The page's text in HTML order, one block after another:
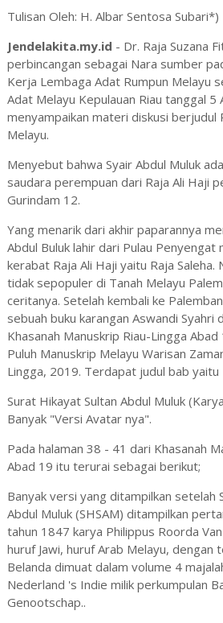
Tulisan Oleh: H. Albar Sentosa Subari*)
Jendelakita.my.id - Dr. Raja Suzana
perbincangan sebagai Nara sumber
Kerja Lembaga Adat Rumpun Melayu
Adat Melayu Kepulauan Riau tanggal 5
menyampaikan materi diskusi berjudul
Melayu.
Menyebut bahwa Syair Abdul Muluk
saudara perempuan dari Raja Ali Haji
Gurindam 12.
Yang menarik dari akhir paparannya
Abdul Buluk lahir dari Pulau Penyengat
kerabat Raja Ali Haji yaitu Raja Saleha.
tidak sepopuler di Tanah Melayu
ceritanya. Setelah kembali ke
sebuah buku karangan Aswandi Syahri
Khasanah Manuskrip Riau-Lingga
Puluh Manuskrip Melayu Warisan
Lingga, 2019. Terdapat judul bab yaitu
Surat Hikayat Sultan Abdul Muluk
Banyak "Versi Avatar nya".
Pada halaman 38 - 41 dari Khasanah
Abad 19 itu terurai sebagai berikut;
Banyak versi yang ditampilkan setelah
Abdul Muluk (SHSAM) ditampilkan
tahun 1847 karya Philippus Roorda
huruf Jawi, huruf Arab Melayu, dengan
Belanda dimuat dalam volume 4
Nederland 's Indie milik perkumpulan
Genootschap..